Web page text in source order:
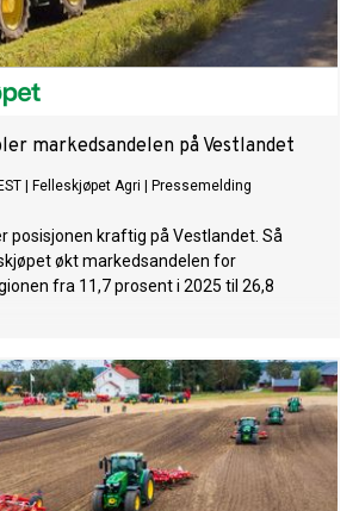
markedsandelen på Vestlandet
Felleskjøpet Agri Pressemelding
posisjonen kraftig på Vestlandet. Så
økt markedsandelen for
fra 11,7 prosent i 2025 til 26,8